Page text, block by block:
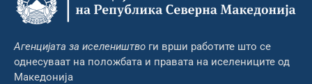
Агенцијата за иселеништво ги врши работите што се
однесуваат на положбата и правата на иселениците од
Македонија